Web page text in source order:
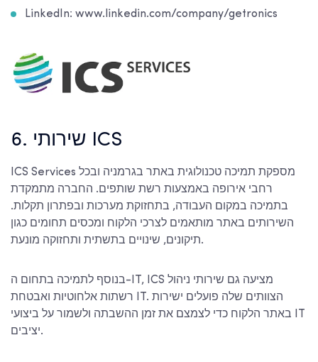
LinkedIn: www.linkedin.com/company/getronics
6. שירותי ICS
ICS Services מספקת תמיכה טכנולוגית באתר בגרמניה ובכל
רחבי אירופה באמצעות רשת שותפים. החברה מתמקדת
בתמיכה במקום העבודה, בתחזוקת מערכות ובפתרון תקלות.
השירותים באתר מותאמים לצרכי הלקוח ומכסים תחומים כגון
תיקונים, שינויים בתשתית ותחזוקה מונעת.
בנוסף לתמיכה בתחום ה-IT, ICS מציעה גם שירותי ניהול
רשתות אלחוטיות ואבטחת IT. הצוותים שלה פועלים ישירות
באתר הלקוח כדי לצמצם את זמן ההשבתה ולשמור על ביצועי IT
יציבים.